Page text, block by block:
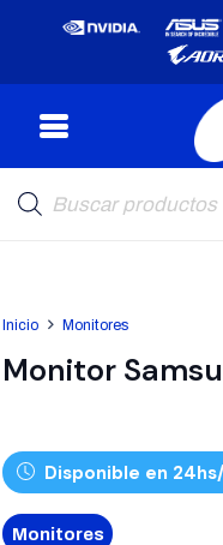
de
productos
Inicio Monitores
Monitor
Disponible en
Monitores